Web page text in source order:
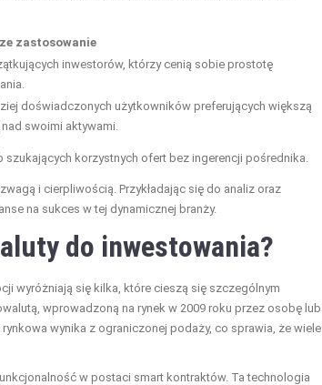
zastosowanie
inwestorów, którzy cenią sobie prostotę
doświadczonych użytkowników preferujących większą
swoimi aktywami.
szukających korzystnych ofert bez ingerencji pośrednika.
i cierpliwością. Przykładając się do analiz oraz
na sukces w tej dynamicznej branży.
do inwestowania?
wyróżniają się kilka, które cieszą się szczególnym
wprowadzoną na rynek w 2009 roku przez osobę lub
wynika z ograniczonej podaży, co sprawia, że wiele
w postaci smart kontraktów. Ta technologia